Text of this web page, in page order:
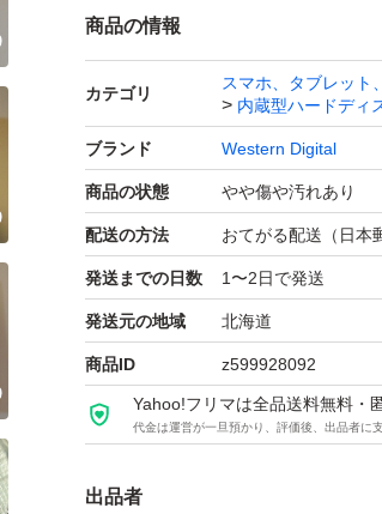
よろしくお願いいたします。
評価0の方、挨拶なしの方取引し
します。
受け取り評価までが顔の見えない
しくお願い致しますm(_ _)m
商品の情報
カテゴリ
スマホ、タブレット
内蔵型ハードディ
ブランド Western Digital
商品の状態 やや傷や汚れあり
配送の方法 おてがる配送（日本
発送までの日数 1〜2日で発送
発送元の地域 北海道
商品ID z599928092
Yahoo!フリマは全品送料無料・
代金は運営が一旦預かり、評価後、出品者に
出品者